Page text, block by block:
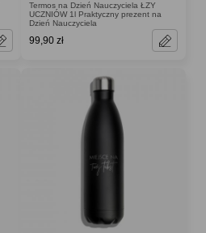
Termos na Dzień Nauczyciela ŁZY
UCZNIÓW 1l Praktyczny prezent na
Dzień Nauczyciela
99,90 zł